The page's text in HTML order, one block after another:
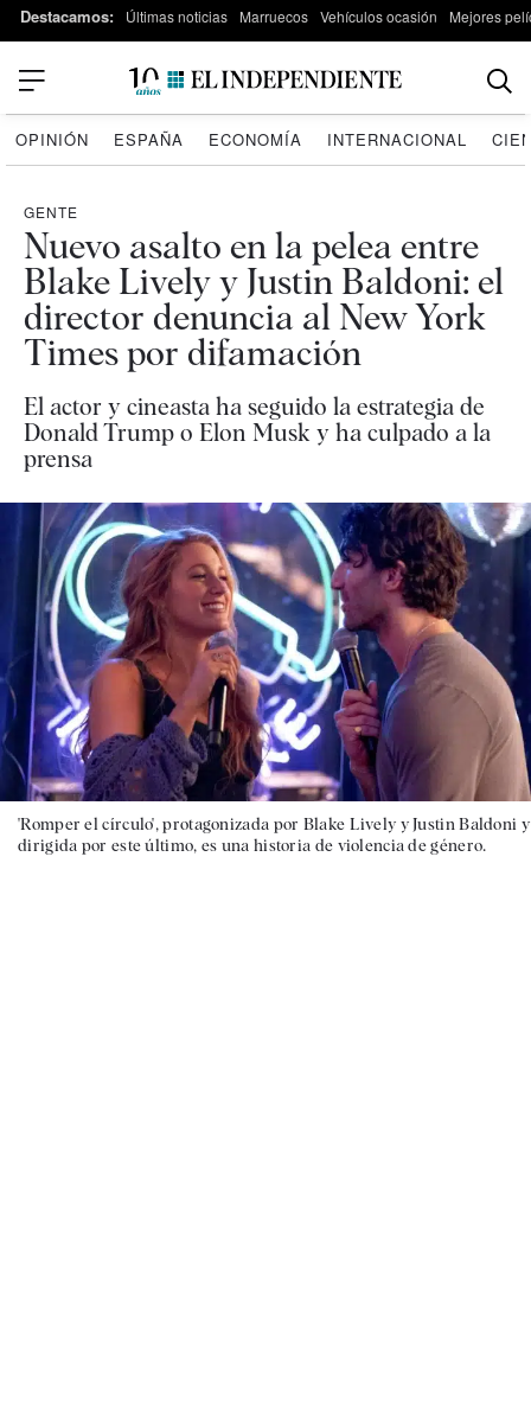
Destacamos: Últimas noticias Marruecos Vehículos ocasión Mejores
OPINIÓN ESPAÑA ECONOMÍA INTERNACIONAL
GENTE
Nuevo asalto en la pelea entre
Blake Lively y Justin Baldoni: el
director denuncia al New York
Times por difamación
El actor y cineasta ha seguido la estrategia de
Donald Trump o Elon Musk y ha culpado a la
prensa
'Romper el círculo', protagonizada por Blake Lively y Justin Baldoni y
dirigida por este último, es una historia de violencia de género.